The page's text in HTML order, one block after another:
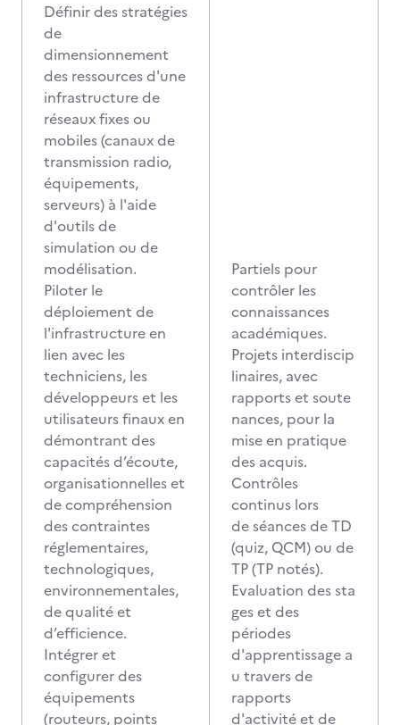
Définir des stratégies
de
dimensionnement
des ressources d'une
infrastructure de
réseaux fixes ou
mobiles (canaux de
transmission radio,
équipements,
serveurs) à l'aide
d'outils de
simulation ou de
modélisation.
Piloter le
déploiement de
l'infrastructure en
lien avec les
techniciens, les
développeurs et les
utilisateurs finaux en
démontrant des
capacités d’écoute,
organisationnelles et
de compréhension
des contraintes
réglementaires,
technologiques,
environnementales,
de qualité et
d’efficience.
Intégrer et
configurer des
équipements
(routeurs, points
Partiels pour
contrôler les
connaissances
académiques.
Projets interdiscip
linaires, avec
rapports et soute
nances, pour la
mise en pratique
des acquis.
Contrôles
continus lors
de séances de TD
(quiz, QCM) ou de
TP (TP notés).
Evaluation des sta
ges et des
périodes
d'apprentissage a
u travers de
rapports
d'activité et de